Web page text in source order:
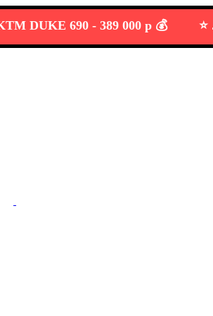
690 - 389 000 р 💰